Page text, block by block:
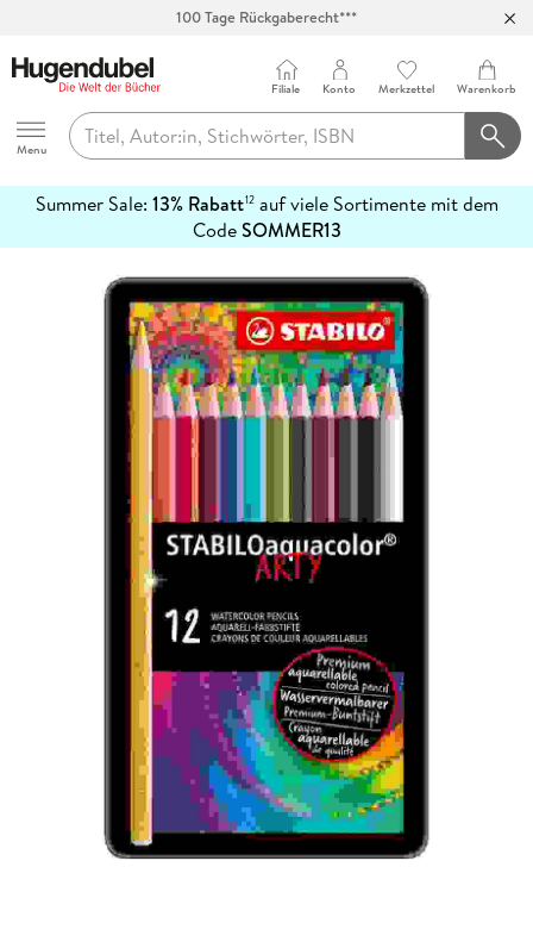
100 Tage Rückgaberecht***
Hugendubel
Menu
Filiale Konto Merkzettel Warenkorb
Summer Sale: 13% Rabatt12auf viele Sortimente mit dem
CodeSOMMER13
erfahren